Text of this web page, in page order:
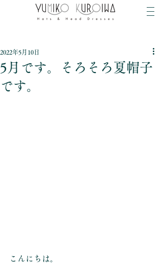
5月です。そろそろ夏帽子
です。
2022年5月10日
こんにちは。